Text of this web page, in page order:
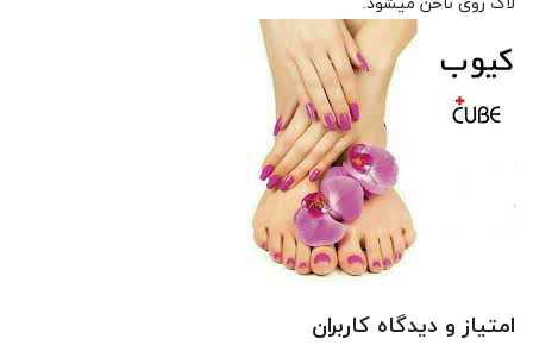
امتیاز و دیدگاه کاربران